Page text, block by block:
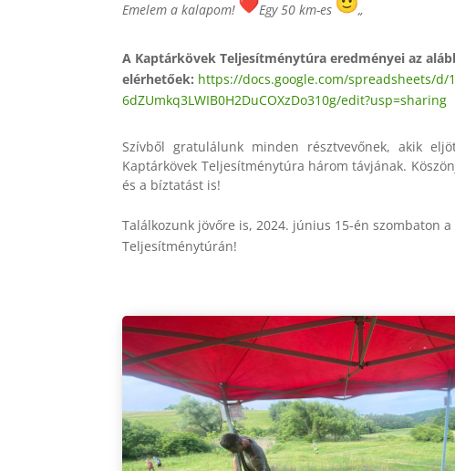
Emelem a kalapom!
Egy 50 km-es „
A Kaptárkövek Teljesítménytúra eredményei az
elérhetőek: https://docs.google.com/spreadsheets/d/
6dZUmkq3LWIB0H2DuCOXzDo310g/edit?usp=sharing
Szívből gratulálunk minden résztvevőnek, akik
Kaptárkövek Teljesítménytúra három távjának.
és a bíztatást is!
Találkozunk jövőre is, 2024. június 15-én szombaton a
Teljesítménytúrán!